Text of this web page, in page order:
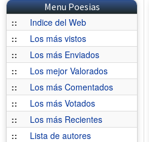
Menu Poesias
::
Indice del Web
::
Los más vistos
::
Los más Enviados
::
Los mejor Valorados
::
Los más Comentados
::
Los más Votados
::
Los más Recientes
::
Lista de autores